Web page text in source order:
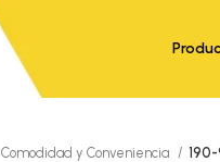
Comodidad y Conveniencia 190-